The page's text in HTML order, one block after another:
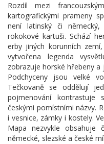
Rozdíl mezi
kartografickými prameny
není latinský či
rokokové kartuši. Schází
erby jiných korunních
vytvořena legenda
zobrazuje horské hřebeny a
Podchyceny jsou velké
Tečkovaně se oddělují
pojmenování kontrastuje
českými pomístními názvy.
i vesnice, zámky i kostely.
Mapa nezvykle
německé, slezské a české